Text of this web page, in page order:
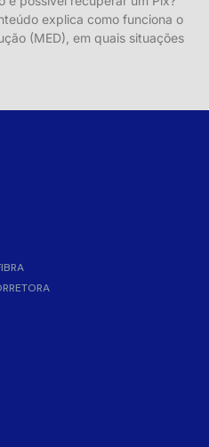
explica como funciona o
(MED), em quais situações